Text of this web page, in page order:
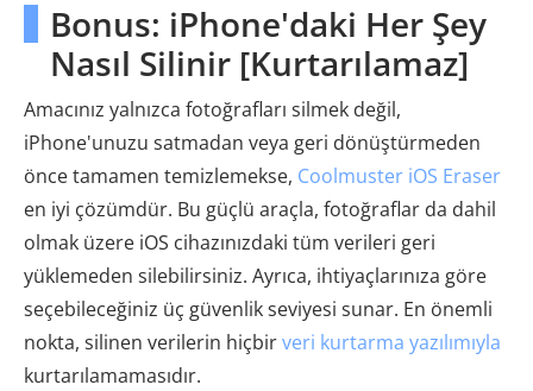
Bonus: iPhone'daki Her Şey
Nasıl Silinir [Kurtarılamaz]
Amacınız yalnızca fotoğrafları silmek değil,
iPhone'unuzu satmadan veya geri dönüştürmeden
önce tamamen temizlemekse, Coolmuster iOS Eraser
en iyi çözümdür. Bu güçlü araçla, fotoğraflar da dahil
olmak üzere iOS cihazınızdaki tüm verileri geri
yüklemeden silebilirsiniz. Ayrıca, ihtiyaçlarınıza göre
seçebileceğiniz üç güvenlik seviyesi sunar. En önemli
nokta, silinen verilerin hiçbirveri kurtarma yazılımıyla
kurtarılamamasıdır.